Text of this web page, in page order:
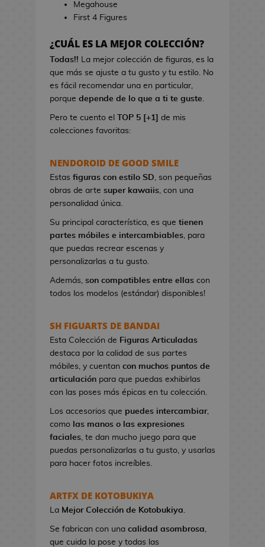
B
o
s
d
e
C
i
u
e
o
s
L
i
r
e
a
s
d
e
i
d
e
o
j
u
o
s
P
i
n
e
s
d
e
V
e
o
Megahouse
First 4 Figures
¿CUÁL ES LA MEJOR COLECCIÓN?
Todas!! La mejor colección de figuras, es la
que más se ajuste a tu gusto y tu estilo. No
es fácil recomendar una en particular,
porque depende de lo que a ti te guste.
Pero te cuento el TOP 5 [+1]
de mis
colecciones favoritas:
NENDOROID DE GOOD SMILE
Estas figuras con estilo SD, son pequeñas
obras de arte super kawaiis, con una
personalidad única.
Su principal característica, es que tienen
partes móbiles e intercambiables, para
que puedas recrear escenas y
personalizarlas a tu gusto.
Además, son compatibles entre ellas con
todos los modelos (estándar) disponibles!
SH FIGUARTS DE BANDAI
Esta Colección de Figuras Articuladas
destaca por la calidad de sus partes
móbiles, y cuentan con muchos puntos de
articulación para que puedas exhibirlas
con las poses más épicas en tu colección.
Los accesorios que puedes intercambiar,
como las manos o las expresiones
faciales, te dan mucho juego para que
puedas personalizarlas a tu gusto, y usarlas
para hacer fotos increíbles.
ARTFX DE KOTOBUKIYA
La Mejor Colección de Kotobukiya.
Se fabrican con una calidad asombrosa,
que cuida la pose y todas las